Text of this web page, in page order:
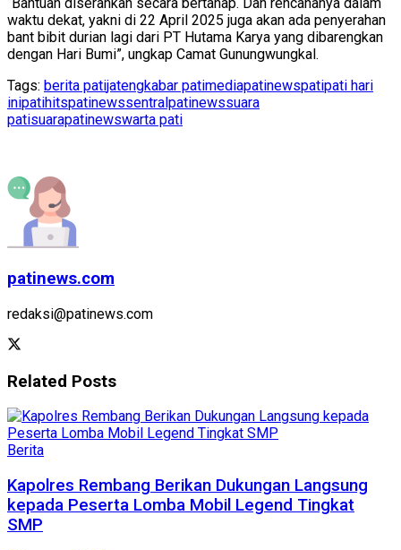
“Bantuan diserahkan secara bertahap. Dan rencananya dalam
waktu dekat, yakni di 22 April 2025 juga akan ada penyerahan
bant bibit durian lagi dari PT Hutama Karya yang dibarengkan
dengan Hari Bumi”, ungkap Camat Gunungwungkal.
Tags: berita patijatengkabar patimediapatinewspatipati hari
inipatihitspatinewssentralpatinewssuara
patisuarapatinewswarta pati
patinews.com
redaksi@patinews.com
Related Posts
Berita
Kapolres Rembang Berikan Dukungan Langsung
kepada Peserta Lomba Mobil Legend Tingkat
SMP